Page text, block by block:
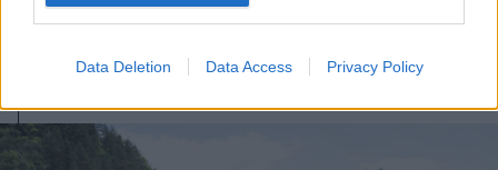
Data Deletion Data Access Privacy Policy
FOTÓ: OLTI ANGYALKA